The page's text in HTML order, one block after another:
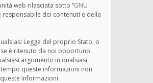
web rilasciata sotto “GNU
responsabile dei contenuti e della
Legge del proprio Stato, o
è ritenuto da noi opportuno.
argomento in qualsiasi
queste informazioni non
informazioni.